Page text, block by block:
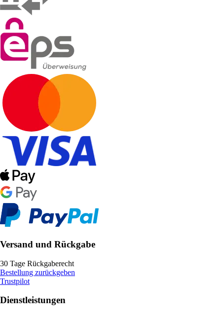
Versand und Rückgabe
30 Tage Rückgaberecht
Bestellung zurückgeben
Trustpilot
Dienstleistungen